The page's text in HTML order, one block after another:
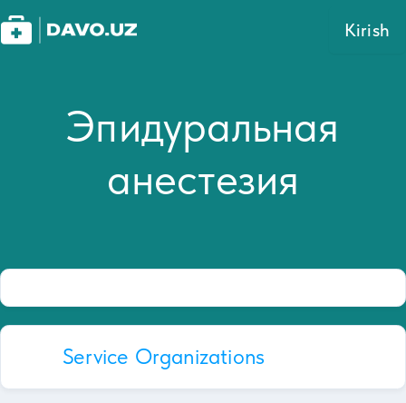
Kirish
Эпидуральная
анестезия
Service Organizations